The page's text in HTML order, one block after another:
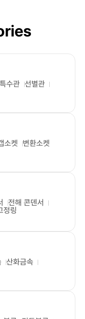
수관 선별관
소켓 변환소켓
전해 콘덴서
정링
산화금속